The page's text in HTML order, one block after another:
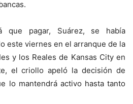
que pagar, Suárez, se había
este viernes en el arranque de la
y los Reales de Kansas City en
el criollo apeló la decisión de
lo mantendrá activo hasta tanto